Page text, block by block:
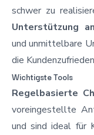
schwer zu
Unterstützung
und unmittelbare
die
Wichtigste Tools
Regelbasierte
voreingestellte
und sind ideal für